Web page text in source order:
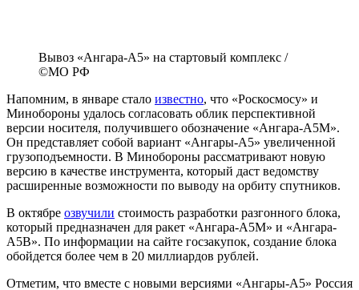
Вывоз «Ангара-А5» на стартовый комплекс /
©МО РФ
Напомним, в январе стало известно, что «Роскосмосу» и
Минобороны удалось согласовать облик перспективной
версии носителя, получившего обозначение «Ангара-А5М».
Он представляет собой вариант «Ангары-А5» увеличенной
грузоподъемности. В Минобороны рассматривают новую
версию в качестве инструмента, который даст ведомству
расширенные возможности по выводу на орбиту спутников.
В октябре озвучили стоимость разработки разгонного блока,
который предназначен для ракет «Ангара-А5М» и «Ангара-
А5В». По информации на сайте госзакупок, создание блока
обойдется более чем в 20 миллиардов рублей.
Отметим, что вместе с новыми версиями «Ангары-А5» Россия